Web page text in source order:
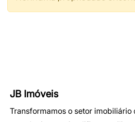
JB Imóveis
Transformamos o setor imobiliário